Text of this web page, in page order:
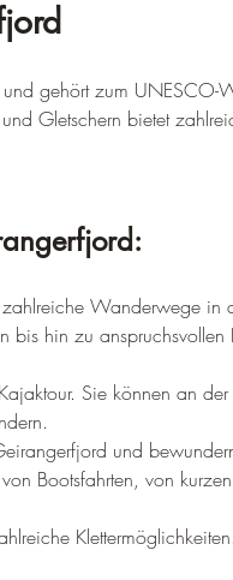
gehört zum UNESCO-
Gletschern bietet
Wanderwege in
bis hin zu anspruchsvollen
Sie können an der
und
Bootsfahrten, von